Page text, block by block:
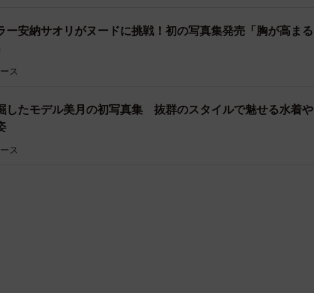
ィックプロダクションの公式サイトによると、バルサーは
ルの首都ウランバートルで生まれ、モンゴル国立芸術文化
と演劇で俳優のキャリアをスタートしたといいます。俳優
ー安納サオリがヌードに挑戦！初の写真集発売「胸が高まる
ス
したモデル美月の初写真集 抜群のスタイルで魅せる水着や
ス